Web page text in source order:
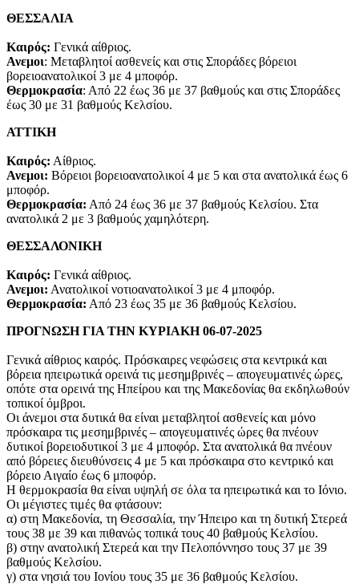
ΘΕΣΣΑΛΙΑ
Καιρός: Γενικά αίθριος.
Ανεμοι: Μεταβλητοί ασθενείς και στις Σποράδες βόρειοι
βορειοανατολικοί 3 με 4 μποφόρ.
Θερμοκρασία: Από 22 έως 36 με 37 βαθμούς και στις Σποράδες
έως 30 με 31 βαθμούς Κελσίου.
ΑΤΤΙΚΗ
Καιρός: Αίθριος.
Ανεμοι: Βόρειοι βορειοανατολικοί 4 με 5 και στα ανατολικά έως 6
μποφόρ.
Θερμοκρασία: Από 24 έως 36 με 37 βαθμούς Κελσίου. Στα
ανατολικά 2 με 3 βαθμούς χαμηλότερη.
ΘΕΣΣΑΛΟΝΙΚΗ
Καιρός: Γενικά αίθριος.
Ανεμοι: Ανατολικοί νοτιοανατολικοί 3 με 4 μποφόρ.
Θερμοκρασία: Από 23 έως 35 με 36 βαθμούς Κελσίου.
ΠΡΟΓΝΩΣΗ ΓΙΑ ΤΗΝ ΚΥΡΙΑΚΗ 06-07-2025
Γενικά αίθριος καιρός. Πρόσκαιρες νεφώσεις στα κεντρικά και
βόρεια ηπειρωτικά ορεινά τις μεσημβρινές – απογευματινές ώρες,
οπότε στα ορεινά της Ηπείρου και της Μακεδονίας θα εκδηλωθούν
τοπικοί όμβροι.
Οι άνεμοι στα δυτικά θα είναι μεταβλητοί ασθενείς και μόνο
πρόσκαιρα τις μεσημβρινές – απογευματινές ώρες θα πνέουν
δυτικοί βορειοδυτικοί 3 με 4 μποφόρ. Στα ανατολικά θα πνέουν
από βόρειες διευθύνσεις 4 με 5 και πρόσκαιρα στο κεντρικό και
βόρειο Αιγαίο έως 6 μποφόρ.
Η θερμοκρασία θα είναι υψηλή σε όλα τα ηπειρωτικά και το Ιόνιο.
Οι μέγιστες τιμές θα φτάσουν:
α) στη Μακεδονία, τη Θεσσαλία, την Ήπειρο και τη δυτική Στερεά
τους 38 με 39 και πιθανώς τοπικά τους 40 βαθμούς Κελσίου.
β) στην ανατολική Στερεά και την Πελοπόννησο τους 37 με 39
βαθμούς Κελσίου.
γ) στα νησιά του Ιονίου τους 35 με 36 βαθμούς Κελσίου.